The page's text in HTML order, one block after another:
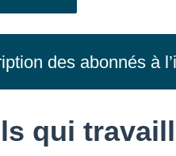
des abonnés à
qui